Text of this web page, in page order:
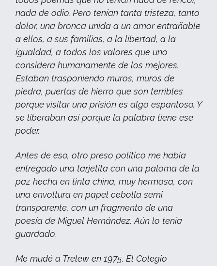
nada de odio. Pero tenían tanta tristeza, tanto
dolor, una bronca unida a un amor entrañable
a ellos, a sus familias, a la libertad, a la
igualdad, a todos los valores que uno
considera humanamente de los mejores.
Estaban trasponiendo muros, muros de
piedra, puertas de hierro que son terribles
porque visitar una prisión es algo espantoso. Y
se liberaban así porque la palabra tiene ese
poder.
Antes de eso, otro preso político me había
entregado una tarjetita con una paloma de la
paz hecha en tinta china, muy hermosa, con
una envoltura en papel cebolla semi
transparente, con un fragmento de una
poesía de Miguel Hernández. Aún lo tenía
guardado.
Me mudé a Trelew en 1975. El Colegio